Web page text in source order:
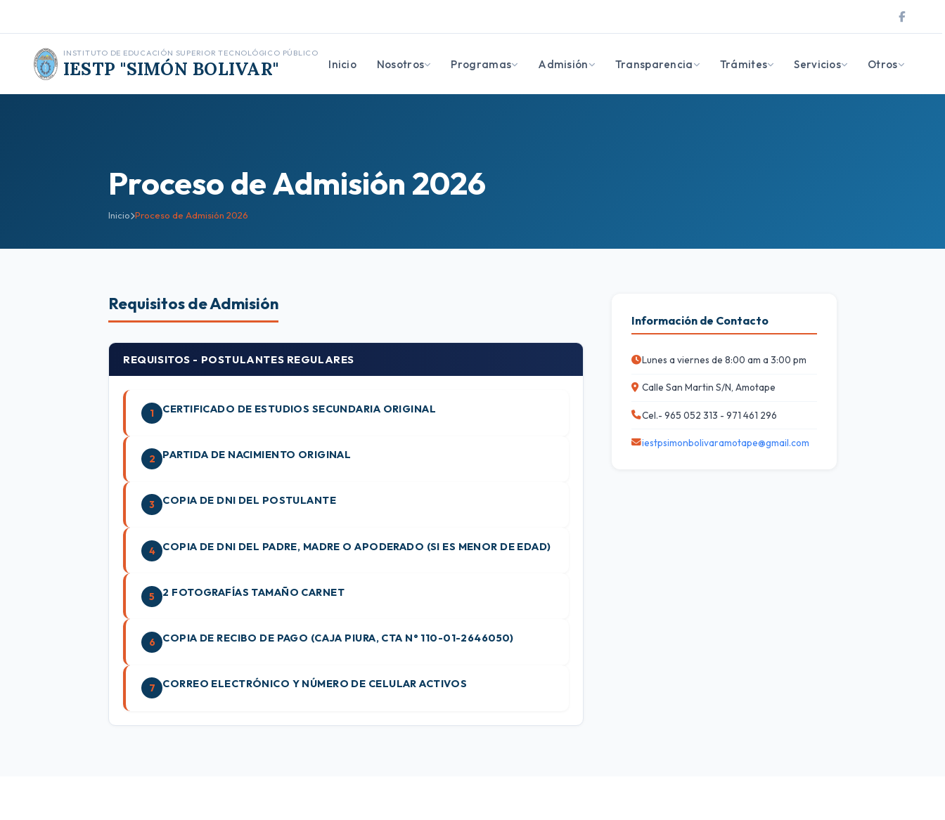
INSTITUTO DE EDUCACIÓN SUPERIOR TECNOLÓGICO PÚBLICO
IESTP "SIMÓN BOLIVAR" Inicio Nosotros Programas Admisión Transparencia Trámites Servicios Otros
Proceso de Admisión 2026
Inicio Proceso de Admisión 2026
Requisitos de Admisión
REQUISITOS - POSTULANTES REGULARES
1 CERTIFICADO DE ESTUDIOS SECUNDARIA ORIGINAL
2 PARTIDA DE NACIMIENTO ORIGINAL
3 COPIA DE DNI DEL POSTULANTE
4 COPIA DE DNI DEL PADRE, MADRE O APODERADO (SI ES MENOR DE EDAD)
5 2 FOTOGRAFÍAS TAMAÑO CARNET
6 COPIA DE RECIBO DE PAGO (CAJA PIURA, CTA N° 110-01-2646050)
7 CORREO ELECTRÓNICO Y NÚMERO DE CELULAR ACTIVOS
Información de Contacto
Lunes a viernes de 8:00 am a 3:00 pm
Calle San Martin S/N, Amotape
Cel.- 965 052 313 - 971 461 296
iestpsimonbolivaramotape@gmail.com